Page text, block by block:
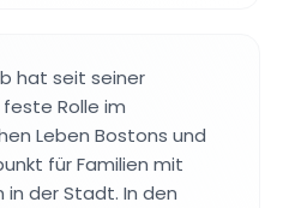
hat seit seiner
Rolle im
Leben Bostons und
für Familien mit
in der Stadt. In den